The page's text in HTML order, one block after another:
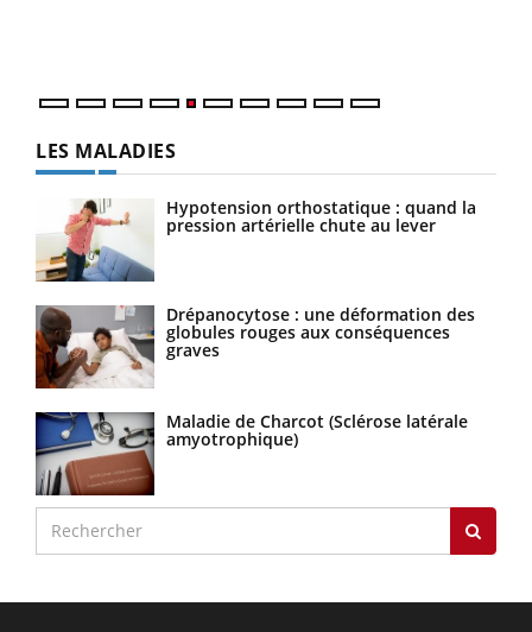
LES MALADIES
Hypotension orthostatique : quand la
pression artérielle chute au lever
Drépanocytose : une déformation des
globules rouges aux conséquences
graves
Maladie de Charcot (Sclérose latérale
amyotrophique)